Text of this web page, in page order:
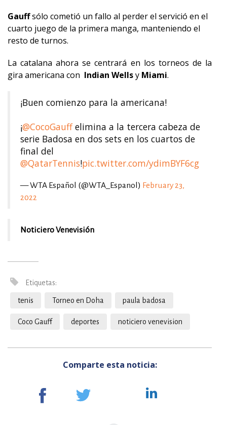
Gauffsólo cometió un fallo al perder el servició en el
cuarto juego de la primera manga, manteniendo el
resto de turnos.
La catalana ahora se centrará en los torneos de la
gira americana con Indian Wellsy Miami.
¡Buen comienzo para la americana!
¡@CocoGauffelimina a la tercera cabeza de
serie Badosa en dos sets en los cuartos de
final del
@QatarTennis!pic.twitter.com/ydimBYF6cg
— WTA Español (@WTA_Espanol) February 23,
2022
Noticiero Venevisión
Etiquetas:
tenis Torneo en Doha paula badosa
Coco Gauff deportes noticiero venevision
Comparte esta noticia: